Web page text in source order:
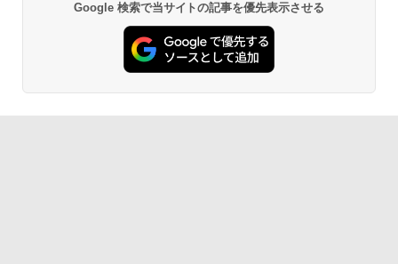
Google 検索で当サイトの記事を優先表示させる